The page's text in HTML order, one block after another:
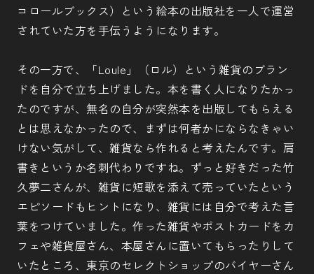
コロールブックス）という絵本の出版社を一人で運営
されていた方を手伝うようになります。
その一方で、「Loule」（ロル）という雑貨のブラン
ドを自分で立ち上げました。本を書く人になりたかっ
たのですが、無名の自分が突然本を出版してもらえる
とは思えなかったので、まずは何者かにならなきゃい
けない気がして、雑貨なら作れると考えたんです。肩
書きというか名刺代わりですね。ずっと好きだった竹
久夢二さんが、雑貨に短歌を添えて売っていたという
エピソードもヒントになり、雑貨には自分で考えた言
葉をつけていました。作った雑貨やポストカードをカ
フェや雑貨屋さん、本屋さんに置いてもらったりして
いたところ、東京のセレクトショップのバイヤーさん